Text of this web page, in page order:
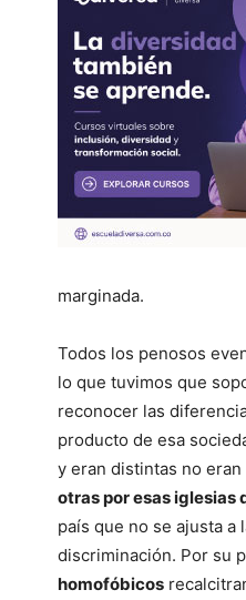
marginada.
Todos los penosos
lo que tuvimos que
reconocer las
producto de esa
y eran distintas no
otras por esas iglesias
país que no se ajusta
discriminación. Por su
homofóbicos